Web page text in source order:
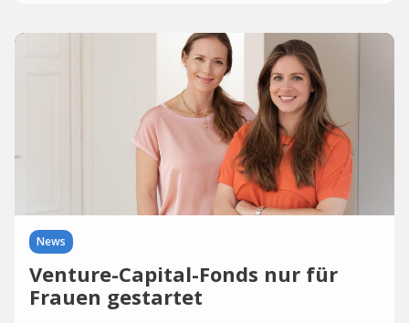
News
Venture-Capital-Fonds nur für
Frauen gestartet